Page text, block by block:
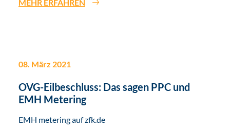
MEHR ERFAHREN
08. März 2021
OVG-Eilbeschluss: Das sagen PPC und
EMH Metering
EMH metering auf zfk.de